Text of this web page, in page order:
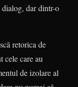
dialog, dar dintr-o
retorica de
cele care au
de izolare al